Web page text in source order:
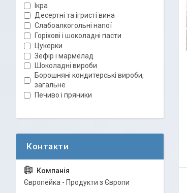
Ікра
Десертні та ігристі вина
Слабоалкогольні напої
Горіхові і шоколадні пасти
Цукерки
Зефір і мармелад
Шоколадні вироби
Борошняні кондитерські вироби,
загальне
Печиво і пряники
Європейка - Продукти з Європи